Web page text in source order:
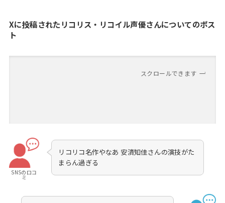
Xに投稿されたリコリス・リコイル声優さんについてのポス
ト
スクロールできます
SNSの口コ
ミ
リコリコ名作やなあ 安済知佳さんの演技がた
まらん過ぎる